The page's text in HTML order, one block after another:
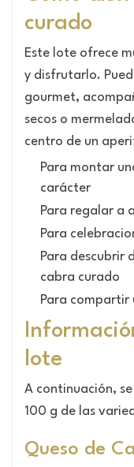
curado
Este lote ofrece
y disfrutarlo.
gourmet,
secos o
centro de un
Para montar
carácter
Para regalar a
Para
Para descubrir
cabra curado
Para compartir
lote
A continuación,
100 g de las
Queso de